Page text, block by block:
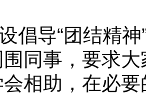
倡导“团结精
同事，要求
相助，在必